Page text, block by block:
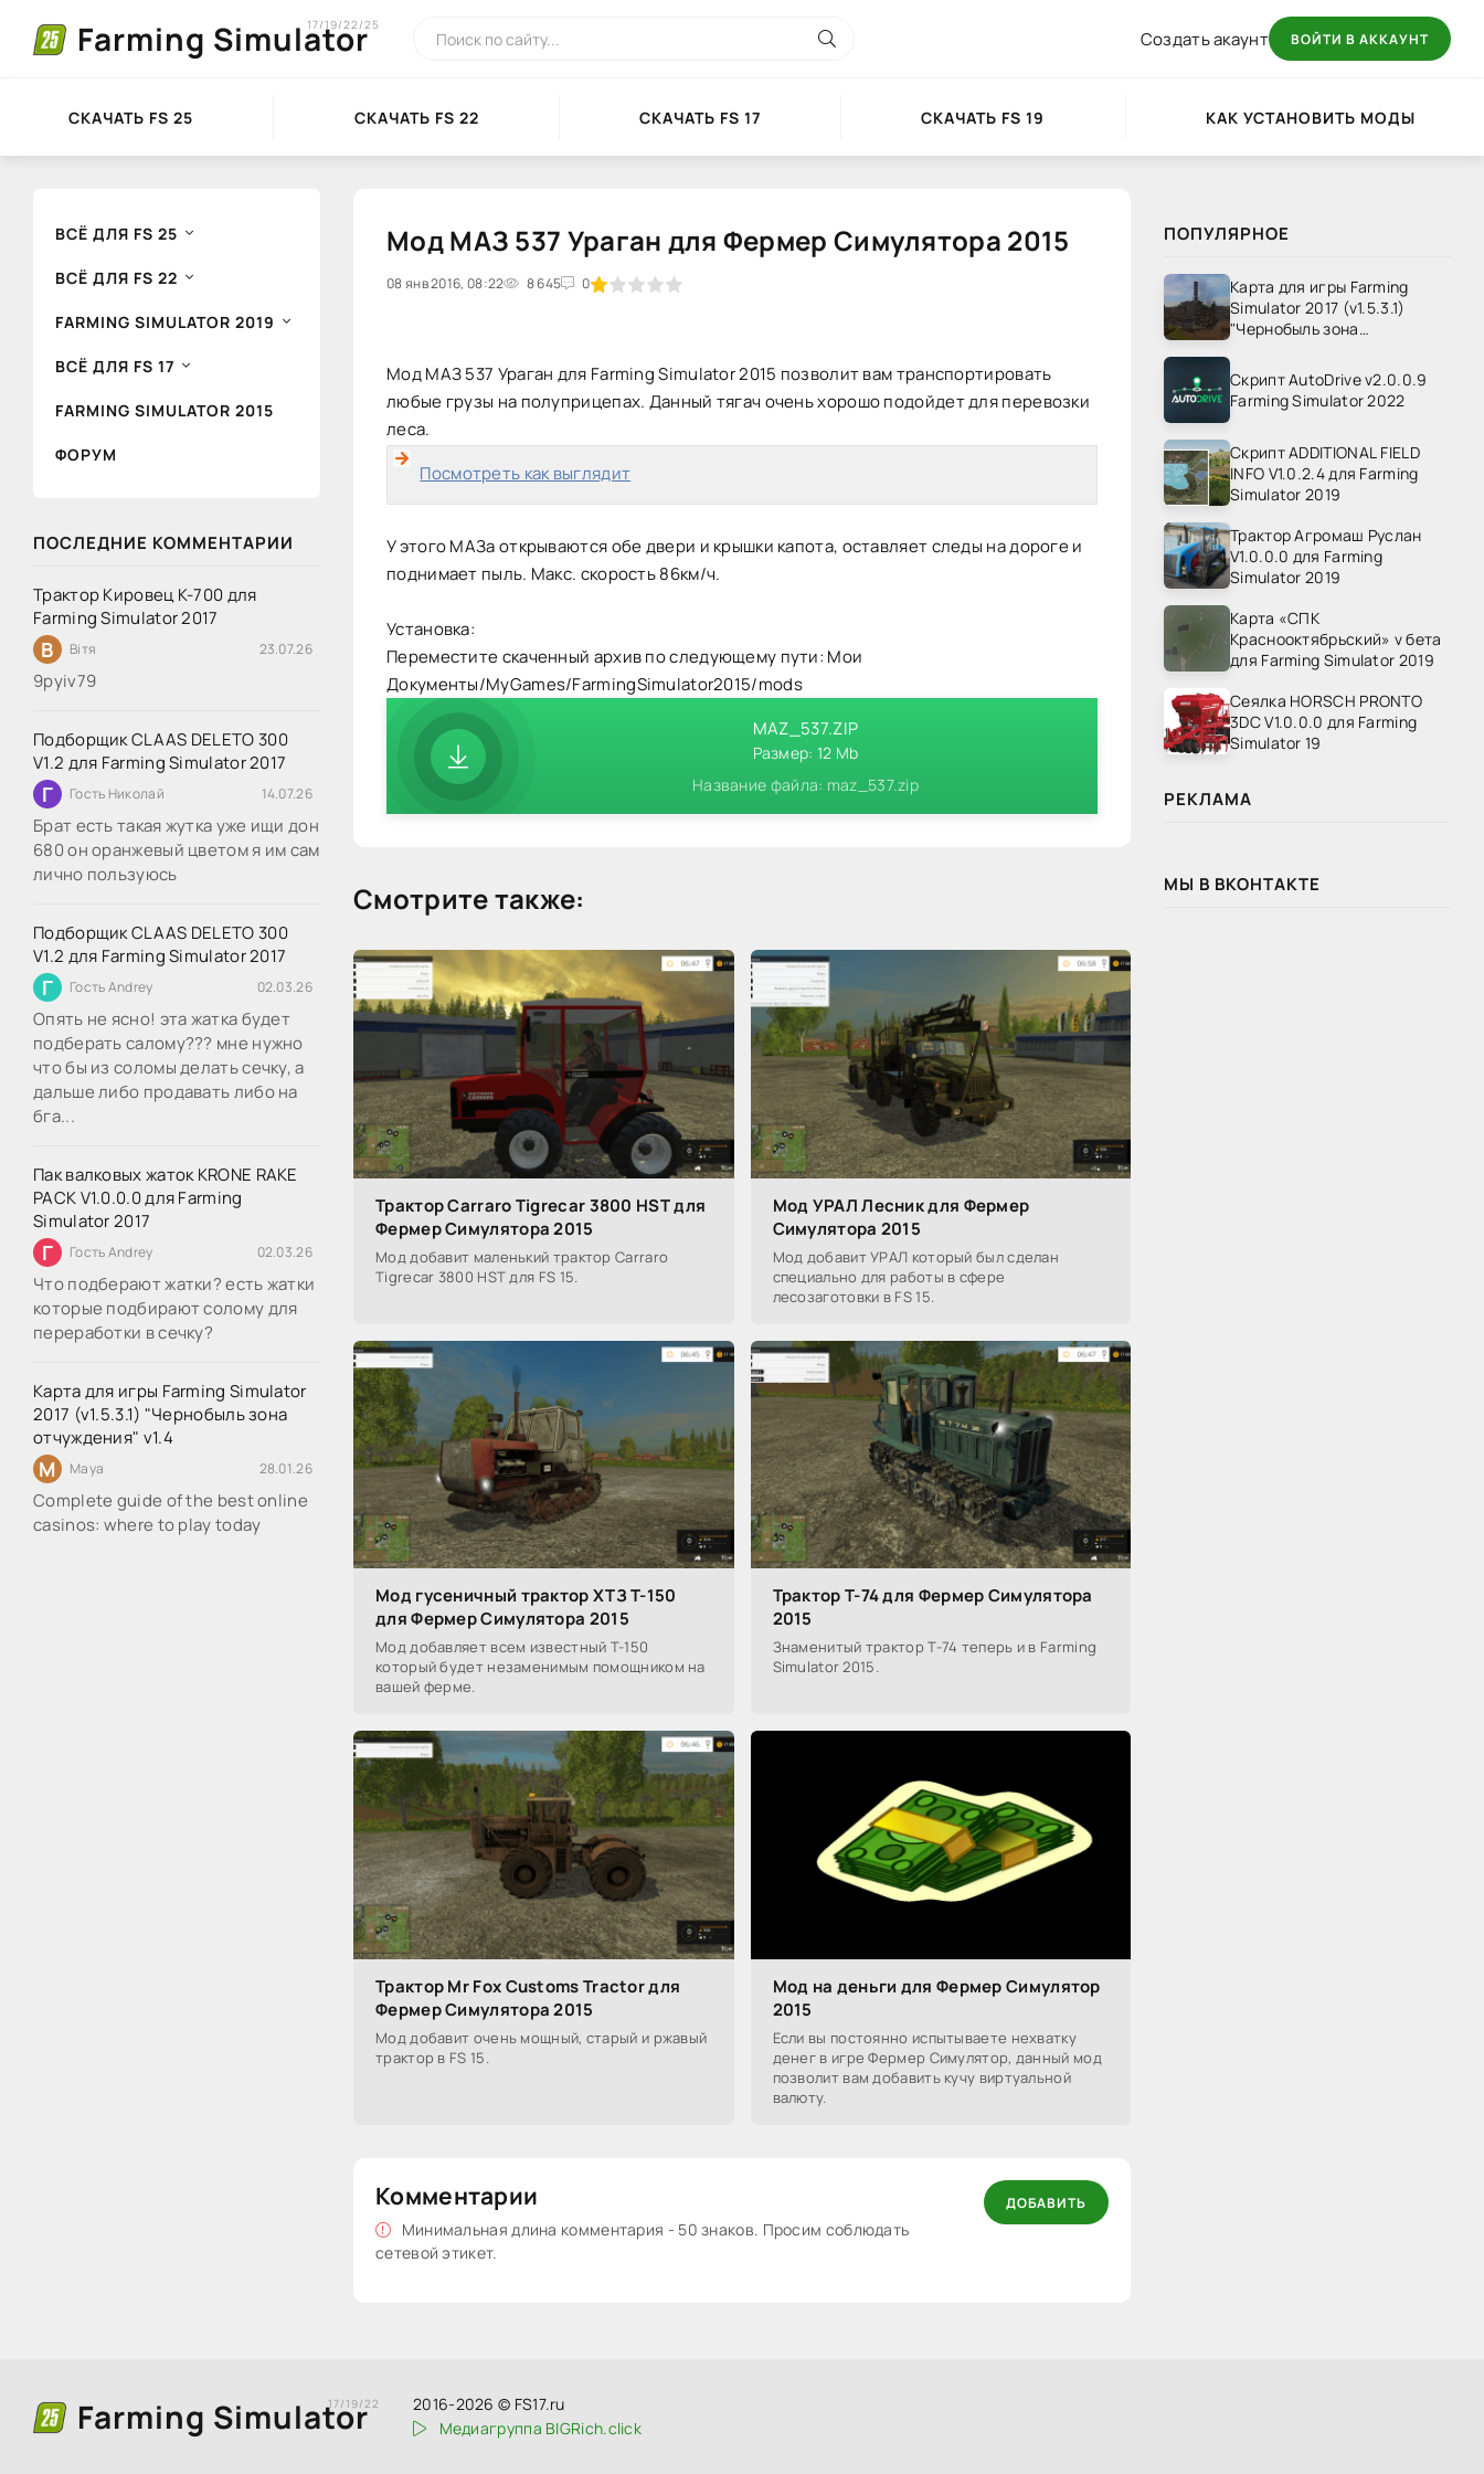
Farming Simulator
17/19/22/25
Создать акаунт ВОЙТИ В АККАУНТ
СКАЧАТЬ FS 25 СКАЧАТЬ FS 22 СКАЧАТЬ FS 17 СКАЧАТЬ FS 19 КАК УСТАНОВИТЬ МОДЫ
ВСЁ ДЛЯ FS 25
ВСЁ ДЛЯ FS 22
FARMING SIMULATOR 2019
ВСЁ ДЛЯ FS 17
FARMING SIMULATOR 2015
ФОРУМ
ПОСЛЕДНИЕ КОММЕНТАРИИ
Трактор Кировец К-700 для
Farming Simulator 2017
В Вітя 23.07.26
9руіv79
Подборщик CLAAS DELETO 300
V1.2 для Farming Simulator 2017
Г Гость Николай 14.07.26
Брат есть такая жутка уже ищи дон
680 он оранжевый цветом я им сам
лично пользуюсь
Подборщик CLAAS DELETO 300
V1.2 для Farming Simulator 2017
Г Гость Andrey 02.03.26
Опять не ясно! эта жатка будет
подберать салому??? мне нужно
что бы из соломы делать сечку, а
дальше либо продавать либо на
бга...
Пак валковых жаток KRONE RAKE
PACK V1.0.0.0 для Farming
Simulator 2017
Г Гость Andrey 02.03.26
Что подберают жатки? есть жатки
которые подбирают солому для
переработки в сечку?
Карта для игры Farming Simulator
2017 (v1.5.3.1) "Чернобыль зона
отчуждения" v1.4
M Maya 28.01.26
Complete guide of the best online
casinos: where to play today
Мод МАЗ 537 Ураган для Фермер Симулятора 2015
08 янв 2016, 08:22 8 645 0
1 2 3 4 5
Мод МАЗ 537 Ураган для Farming Simulator 2015 позволит вам транспортировать
любые грузы на полуприцепах. Данный тягач очень хорошо подойдет для перевозки
леса.
Посмотреть как выглядит
У этого МАЗа открываются обе двери и крышки капота, оставляет следы на дороге и
поднимает пыль. Макс. скорость 86км/ч.
Установка:
Переместите скаченный архив по следующему пути: Мои
Документы/MyGames/FarmingSimulator2015/mods
MAZ_537.ZIP
Размер: 12 Mb
Название файла: maz_537.zip
Смотрите также:
Трактор Carraro Tigrecar 3800 HST для
Фермер Симулятора 2015
Мод добавит маленький трактор Carraro
Tigrecar 3800 HST для FS 15.
Мод УРАЛ Лесник для Фермер
Симулятора 2015
Мод добавит УРАЛ который был сделан
специально для работы в сфере
лесозаготовки в FS 15.
Мод гусеничный трактор ХТЗ Т-150
для Фермер Симулятора 2015
Мод добавляет всем известный Т-150
который будет незаменимым помощником на
вашей ферме.
Трактор Т-74 для Фермер Симулятора
2015
Знаменитый трактор Т-74 теперь и в Farming
Simulator 2015.
Трактор Mr Fox Customs Tractor для
Фермер Симулятора 2015
Мод добавит очень мощный, старый и ржавый
трактор в FS 15.
Мод на деньги для Фермер Симулятор
2015
Если вы постоянно испытываете нехватку
денег в игре Фермер Симулятор, данный мод
позволит вам добавить кучу виртуальной
валюту.
Комментарии
Минимальная длина комментария - 50 знаков. Просим соблюдать
сетевой этикет.
ДОБАВИТЬ
ПОПУЛЯРНОЕ
Карта для игры Farming
Simulator 2017 (v1.5.3.1)
"Чернобыль зона
Скрипт AutoDrive v2.0.0.9
Farming Simulator 2022
Скрипт ADDITIONAL FIELD
INFO V1.0.2.4 для Farming
Simulator 2019
Трактор Агромаш Руслан
V1.0.0.0 для Farming
Simulator 2019
Карта «СПК
Краснооктябрьский» v бета
для Farming Simulator 2019
Сеялка HORSCH PRONTO
3DC V1.0.0.0 для Farming
Simulator 19
РЕКЛАМА
МЫ В ВКОНТАКТЕ
Farming Simulator
17/19/22
2016-2026 © FS17.ru
Медиагруппа BIGRich.click